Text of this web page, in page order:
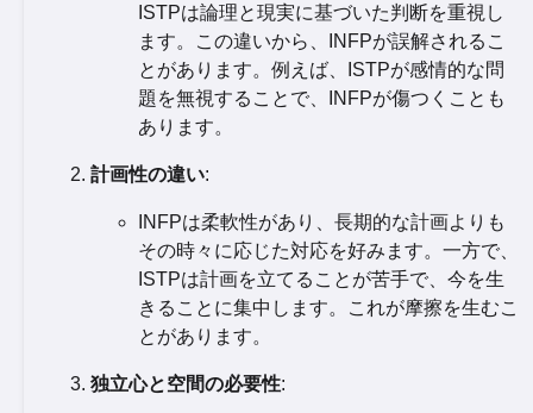
ISTPは論理と現実に基づいた判断を重視し
ます。この違いから、INFPが誤解されるこ
とがあります。例えば、ISTPが感情的な問
題を無視することで、INFPが傷つくことも
あります。
計画性の違い:
INFPは柔軟性があり、長期的な計画よりも
その時々に応じた対応を好みます。一方で、
ISTPは計画を立てることが苦手で、今を生
きることに集中します。これが摩擦を生むこ
とがあります。
独立心と空間の必要性: